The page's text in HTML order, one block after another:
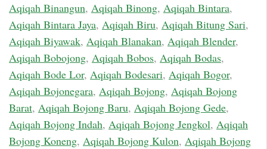
Aqiqah Binangun, Aqiqah Binong, Aqiqah Bintara,
Aqiqah Bintara Jaya, Aqiqah Biru, Aqiqah Bitung Sari,
Aqiqah Biyawak, Aqiqah Blanakan, Aqiqah Blender,
Aqiqah Bobojong, Aqiqah Bobos, Aqiqah Bodas,
Aqiqah Bode Lor, Aqiqah Bodesari, Aqiqah Bogor,
Aqiqah Bojonegara, Aqiqah Bojong, Aqiqah Bojong
Barat, Aqiqah Bojong Baru, Aqiqah Bojong Gede,
Aqiqah Bojong Indah, Aqiqah Bojong Jengkol, Aqiqah
Bojong Koneng, Aqiqah Bojong Kulon, Aqiqah Bojong